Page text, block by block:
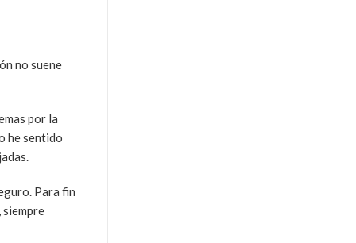
no suene
por la
he sentido
Para fin
siempre